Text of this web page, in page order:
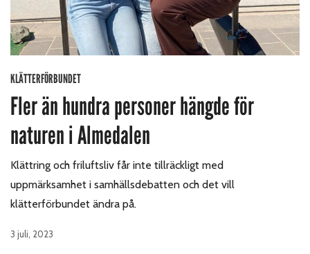
KLÄTTERFÖRBUNDET
Fler än hundra personer hängde för
naturen i Almedalen
Klättring och friluftsliv får inte tillräckligt med
uppmärksamhet i samhällsdebatten och det vill
klätterförbundet ändra på.
3 juli, 2023